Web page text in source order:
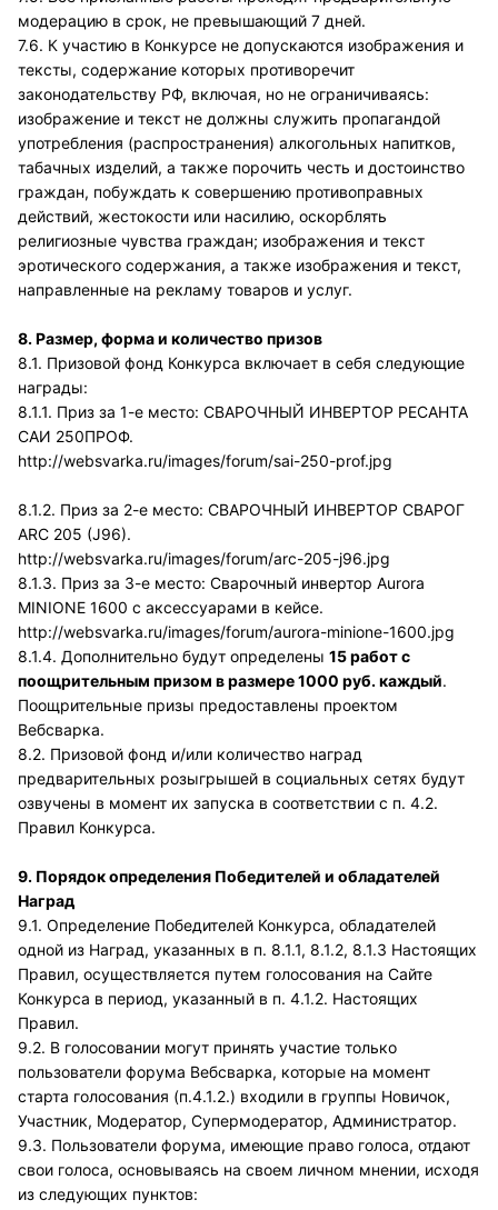
модерацию в срок, не превышающий 7 дней.
7.6. К участию в Конкурсе не допускаются изображения и
тексты, содержание которых противоречит
законодательству РФ, включая, но не ограничиваясь:
изображение и текст не должны служить пропагандой
употребления (распространения) алкогольных напитков,
табачных изделий, а также порочить честь и достоинство
граждан, побуждать к совершению противоправных
действий, жестокости или насилию, оскорблять
религиозные чувства граждан; изображения и текст
эротического содержания, а также изображения и текст,
направленные на рекламу товаров и услуг.
8. Размер, форма и количество призов
8.1. Призовой фонд Конкурса включает в себя следующие
награды:
8.1.1. Приз за 1-е место: СВАРОЧНЫЙ ИНВЕРТОР РЕСАНТА
САИ 250ПРОФ.
http://websvarka.ru/images/forum/sai-250-prof.jpg
8.1.2. Приз за 2-е место: СВАРОЧНЫЙ ИНВЕРТОР СВАРОГ
ARC 205 (J96).
http://websvarka.ru/images/forum/arc-205-j96.jpg
8.1.3. Приз за 3-е место: Сварочный инвертор Aurora
MINIONE 1600 с аксессуарами в кейсе.
http://websvarka.ru/images/forum/aurora-minione-1600.jpg
8.1.4. Дополнительно будут определены 15 работ с
поощрительным призом в размере 1000 руб. каждый.
Поощрительные призы предоставлены проектом
Вебсварка.
8.2. Призовой фонд и/или количество наград
предварительных розыгрышей в социальных сетях будут
озвучены в момент их запуска в соответствии с п. 4.2.
Правил Конкурса.
9. Порядок определения Победителей и обладателей
Наград
9.1. Определение Победителей Конкурса, обладателей
одной из Наград, указанных в п. 8.1.1, 8.1.2, 8.1.3 Настоящих
Правил, осуществляется путем голосования на Сайте
Конкурса в период, указанный в п. 4.1.2. Настоящих
Правил.
9.2. В голосовании могут принять участие только
пользователи форума Вебсварка, которые на момент
старта голосования (п.4.1.2.) входили в группы Новичок,
Участник, Модератор, Супермодератор, Администратор.
9.3. Пользователи форума, имеющие право голоса, отдают
свои голоса, основываясь на своем личном мнении, исходя
из следующих пунктов: